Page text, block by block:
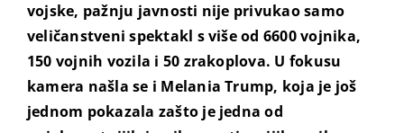
vojske, pažnju javnosti nije privukao samo
veličanstveni spektakl s više od 6600 vojnika,
150 vojnih vozila i 50 zrakoplova. U fokusu
kamera našla se i Melania Trump, koja je još
jednom pokazala zašto je jedna od